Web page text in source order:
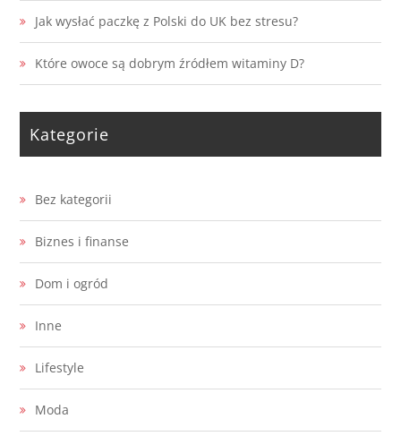
Jak wysłać paczkę z Polski do UK bez stresu?
Które owoce są dobrym źródłem witaminy D?
Kategorie
Bez kategorii
Biznes i finanse
Dom i ogród
Inne
Lifestyle
Moda